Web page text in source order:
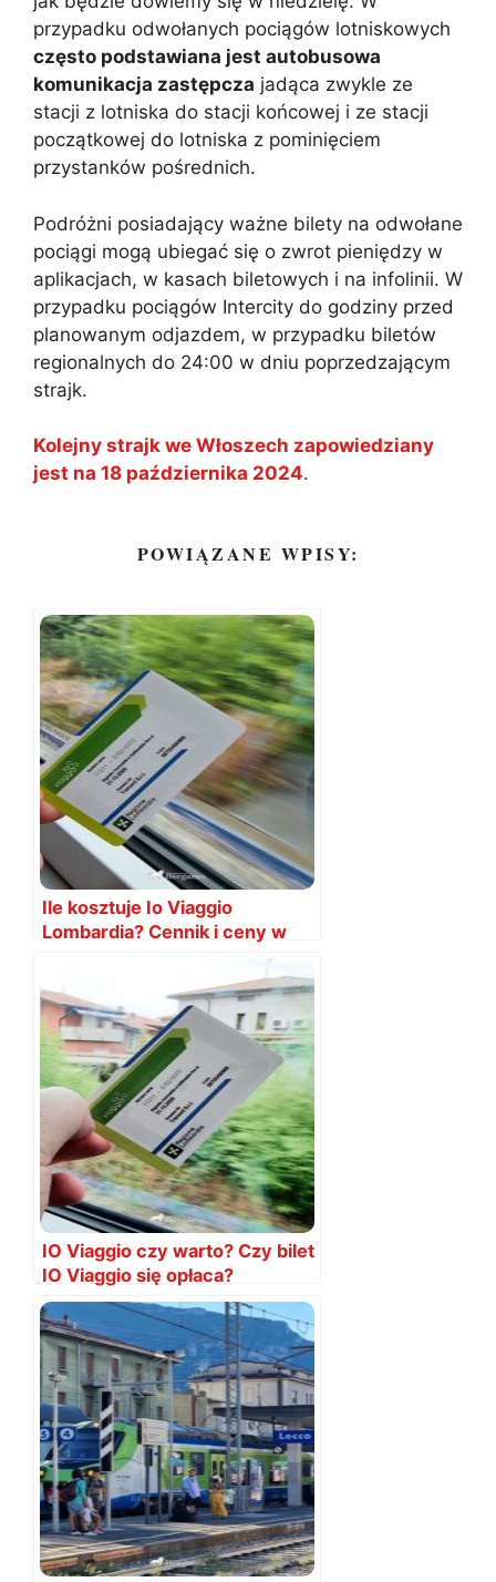
przypadku odwołanych pociągów lotniskowych
często podstawiana jest autobusowa
komunikacja zastępcza jadąca zwykle ze
stacji z lotniska do stacji końcowej i ze stacji
początkowej do lotniska z pominięciem
przystanków pośrednich.
Podróżni posiadający ważne bilety na odwołane
pociągi mogą ubiegać się o zwrot pieniędzy w
aplikacjach, w kasach biletowych i na infolinii. W
przypadku pociągów Intercity do godziny przed
planowanym odjazdem, w przypadku biletów
regionalnych do 24:00 w dniu poprzedzającym
strajk.
Kolejny strajk we Włoszech zapowiedziany
jest na 18 października 2024.
POWIĄZANE WPISY:
Ile kosztuje Io Viaggio
Lombardia? Cennik i ceny w
IO Viaggio czy warto? Czy bilet
IO Viaggio się opłaca?